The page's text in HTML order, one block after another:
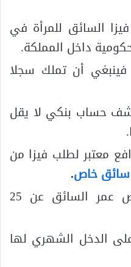
السائق للمرأة في
داخل المملكة.
فينبغي أن تملك سجلا
حساب بنكي لا يقل
معتبر لطلب فيزا من
سائق خاص.
من الضروري ألا ينقص عمر السائق عن 25
الدخل الشهري لها